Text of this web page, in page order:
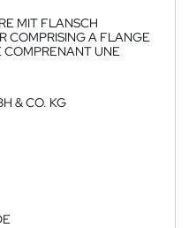
MIT FLANSCH
COMPRISING A FLANGE
COMPRENANT UNE
& CO. KG